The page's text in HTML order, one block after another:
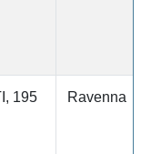
195 Ravenna